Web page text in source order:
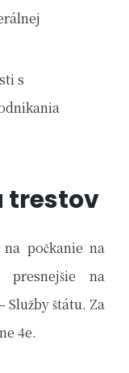
s
trestov
počkanie na
presnejšie na
Služby štátu. Za
4e.